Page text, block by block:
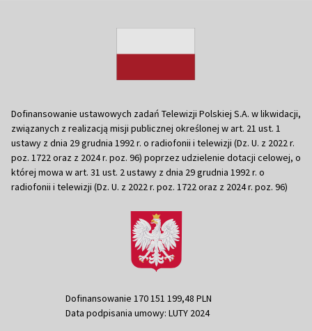
Dofinansowanie ustawowych zadań Telewizji Polskiej S.A. w likwidacji,
związanych z realizacją misji publicznej określonej w art. 21 ust. 1
ustawy z dnia 29 grudnia 1992 r. o radiofonii i telewizji (Dz. U. z 2022 r.
poz. 1722 oraz z 2024 r. poz. 96) poprzez udzielenie dotacji celowej, o
której mowa w art. 31 ust. 2 ustawy z dnia 29 grudnia 1992 r. o
radiofonii i telewizji (Dz. U. z 2022 r. poz. 1722 oraz z 2024 r. poz. 96)
Dofinansowanie 170 151 199,48 PLN
Data podpisania umowy: LUTY 2024